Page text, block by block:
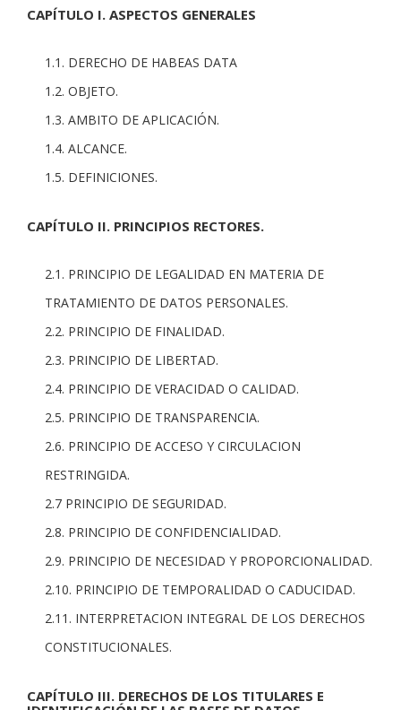
CAPÍTULO I. ASPECTOS GENERALES
1.1. DERECHO DE HABEAS DATA
1.2. OBJETO.
1.3. AMBITO DE APLICACIÓN.
1.4. ALCANCE.
1.5. DEFINICIONES.
CAPÍTULO II. PRINCIPIOS RECTORES.
2.1. PRINCIPIO DE LEGALIDAD EN MATERIA DE
TRATAMIENTO DE DATOS PERSONALES.
2.2. PRINCIPIO DE FINALIDAD.
2.3. PRINCIPIO DE LIBERTAD.
2.4. PRINCIPIO DE VERACIDAD O CALIDAD.
2.5. PRINCIPIO DE TRANSPARENCIA.
2.6. PRINCIPIO DE ACCESO Y CIRCULACION
RESTRINGIDA.
2.7 PRINCIPIO DE SEGURIDAD.
2.8. PRINCIPIO DE CONFIDENCIALIDAD.
2.9. PRINCIPIO DE NECESIDAD Y PROPORCIONALIDAD.
2.10. PRINCIPIO DE TEMPORALIDAD O CADUCIDAD.
2.11. INTERPRETACION INTEGRAL DE LOS DERECHOS
CONSTITUCIONALES.
CAPÍTULO III. DERECHOS DE LOS TITULARES E